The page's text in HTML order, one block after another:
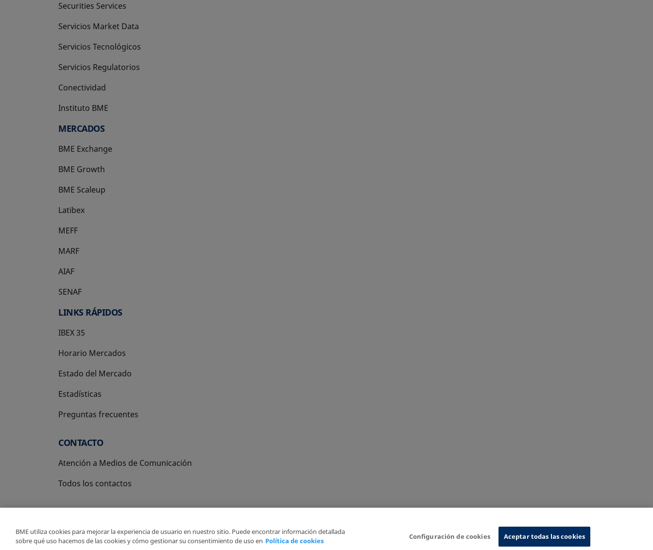
Securities Services
Servicios Market Data
Servicios Tecnológicos
Servicios Regulatorios
Conectividad
Instituto BME
se abre en una pestaña nueva
MERCADOS
BME Exchange
BME Growth
se abre en una pestaña nueva
BME Scaleup
se abre en una pestaña nueva
Latibex
se abre en una pestaña nueva
MEFF
se abre en una pestaña nueva
MARF
AIAF
SENAF
LINKS RÁPIDOS
IBEX 35
Horario Mercados
Estado del Mercado
Estadísticas
Preguntas frecuentes
CONTACTO
Atención a Medios de Comunicación
Todos los contactos
Copyright Ⓒ BME 2026 Sistema de Información
BME utiliza cookies para mejorar la experiencia de usuario en nuestro sitio. Puede encontrar información detallada
sobre qué uso hacemos de las cookies y cómo gestionar su consentimiento de uso en Política de cookies
Configuración de cookies Aceptar todas las cookies